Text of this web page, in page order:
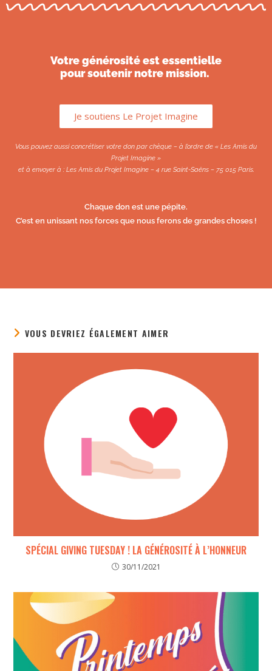
Votre générosité est essentielle
pour soutenir notre mission.
Je soutiens Le Projet Imagine
Vous pouvez aussi concrétiser votre don par chèque – à l’ordre de « Les Amis du
Projet Imagine »
et à envoyer à : Les Amis du Projet Imagine – 4 rue Saint-Saëns – 75 015 Paris.
Chaque don est une pépite.
C’est en unissant nos forces que nous ferons de grandes choses !
VOUS DEVRIEZ ÉGALEMENT AIMER
SPÉCIAL GIVING TUESDAY ! LA GÉNÉROSITÉ À L’HONNEUR
30/11/2021